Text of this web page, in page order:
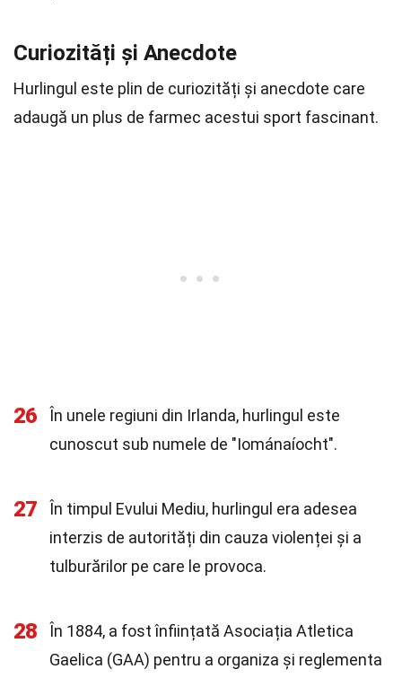
Curiozități și Anecdote
Hurlingul este plin de curiozități și anecdote care
adaugă un plus de farmec acestui sport fascinant.
26
În unele regiuni din Irlanda, hurlingul este
cunoscut sub numele de "Iománaíocht".
27
În timpul Evului Mediu, hurlingul era adesea
interzis de autorități din cauza violenței și a
tulburărilor pe care le provoca.
28
În 1884, a fost înființată Asociația Atletica
Gaelica (GAA) pentru a organiza și reglementa